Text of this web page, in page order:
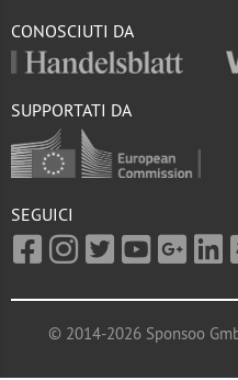
CONOSCIUTI DA
SUPPORTATI DA
SEGUICI
© 2014-2026 Sponsoo